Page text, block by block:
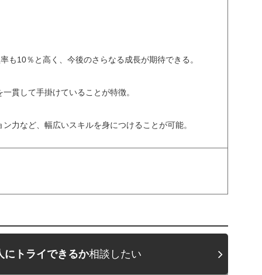
10％と高く、今後のさらなる成長が期待できる。
貫して手掛けていることが特徴。
力など、幅広いスキルを身につけることが可能。
にトライできるか相談したい